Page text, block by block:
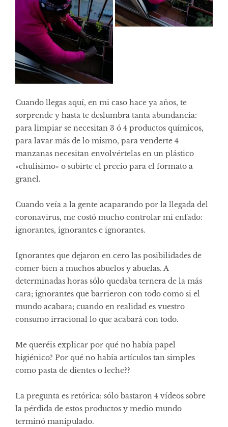
Cuando llegas aquí, en mi caso hace ya años, te
sorprende y hasta te deslumbra tanta abundancia:
para limpiar se necesitan 3 ó 4 productos químicos,
para lavar más de lo mismo, para venderte 4
manzanas necesitan envolvértelas en un plástico
«chulísimo» o subirte el precio para el formato a
granel.
Cuando veía a la gente acaparando por la llegada del
coronavirus, me costó mucho controlar mi enfado:
ignorantes, ignorantes e ignorantes.
Ignorantes que dejaron en cero las posibilidades de
comer bien a muchos abuelos y abuelas. A
determinadas horas sólo quedaba ternera de la más
cara; ignorantes que barrieron con todo como si el
mundo acabara; cuando en realidad es vuestro
consumo irracional lo que acabará con todo.
Me queréis explicar por qué no había papel
higiénico? Por qué no había artículos tan simples
como pasta de dientes o leche??
La pregunta es retórica: sólo bastaron 4 vídeos sobre
la pérdida de estos productos y medio mundo
terminó manipulado.